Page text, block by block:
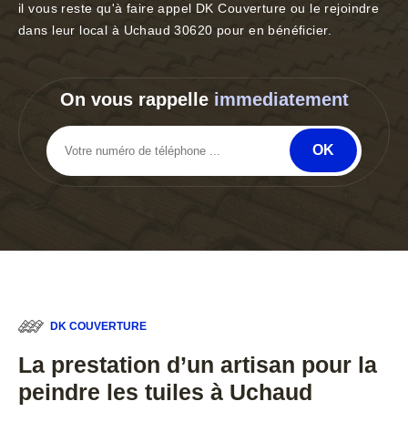
il vous reste qu'à faire appel DK Couverture ou le rejoindre
dans leur local à Uchaud 30620 pour en bénéficier.
On vous rappelle immediatement
DK COUVERTURE
La prestation d’un artisan pour la
peindre les tuiles à Uchaud